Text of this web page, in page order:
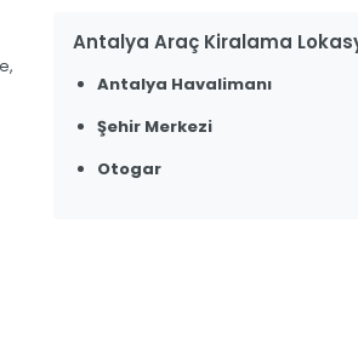
Antalya Araç Kiralama
Antalya Havalimanı
Şehir Merkezi
Otogar